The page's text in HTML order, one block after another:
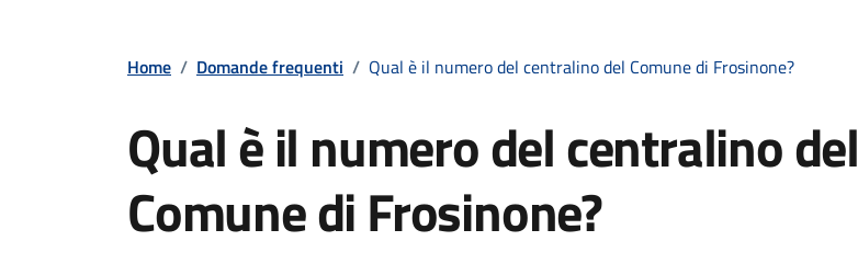
Home / Domande frequenti / Qual è il numero del centralino del Comune di Frosinone?
Qual è il numero del centralino del
Comune di Frosinone?